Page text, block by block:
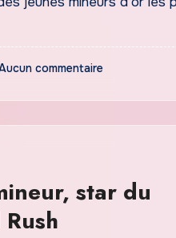
commentaire
star du